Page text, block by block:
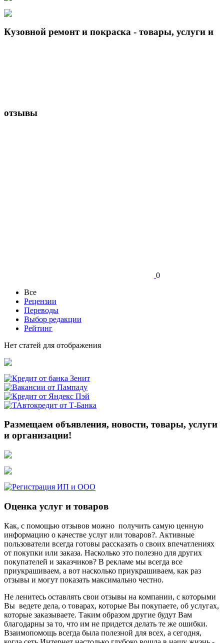
Кузовной ремонт и покраска - товары, услуги и
отзывы
0
Все
Рецензии
Переводы
Выбор редакции
Рейтинг
Нет статей для отображения
Размещаем объявления, новости, товары, услуги
и организации!
Оценка услуг и товаров
Как, с помощью отзывов можно получить самую ценную
информацию о качестве услуг или товаров?. Активные
пользователи всегда готовы рассказать о своих впечатлениях
от покупки или заказа. Насколько это полезно для других
покупателей и заказчиков? В рекламе мы всегда все
приукрашиваем, а вот насколько приукрашиваем, как раз
отзывы и могут показать максимально честно.
Не ленитесь оставлять свои отзывы на компании, с которыми
Вы ведете дела, о товарах, которые Вы покупаете, об услугах,
которые заказываете. Таким образом другие будут Вам
благодарны за то, что им не придется делать те же ошибки.
Взаимопомощь всегда была полезной для всех, а сегодня,